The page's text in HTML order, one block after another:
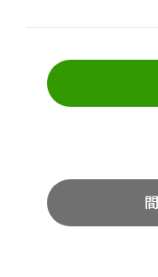
ンパン、菓子パンの
扱っている店がな
ので、プレーンの
だものを選択。また